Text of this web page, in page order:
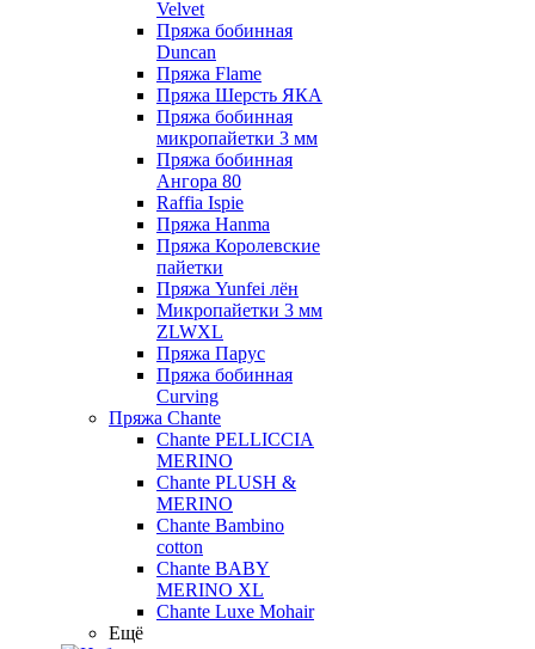
Velvet
Пряжа бобинная
Duncan
Пряжа Flame
Пряжа Шерсть ЯКА
Пряжа бобинная
микропайетки 3 мм
Пряжа бобинная
Ангора 80
Raffia Ispie
Пряжа Hanma
Пряжа Королевские
пайетки
Пряжа Yunfei лён
Микропайетки 3 мм
ZLWXL
Пряжа Парус
Пряжа бобинная
Curving
Пряжа Chante
Chante PELLICCIA
MERINO
Chante PLUSH &
MERINO
Chante Bambino
cotton
Chante BABY
MERINO XL
Chante Luxe Mohair
Ещё